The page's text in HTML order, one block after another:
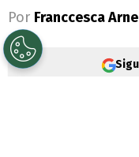
Por Franccesca